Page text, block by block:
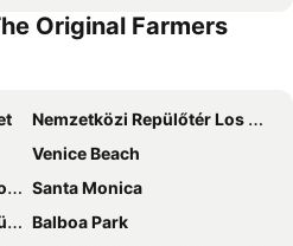
Cameo Beverly Hills, LXR Hotels & Resorts
Sonesta Los Angeles Airport LAX
citizenM Los Angeles Downtown
Intercontinental Hotels Los Angeles Downtown By Ihg
Ramada by Wyndham Culver City
Original Farmers
Nemzetközi Repülőtér Los Angeles
Venice Beach
Santa Monica
Balboa Park